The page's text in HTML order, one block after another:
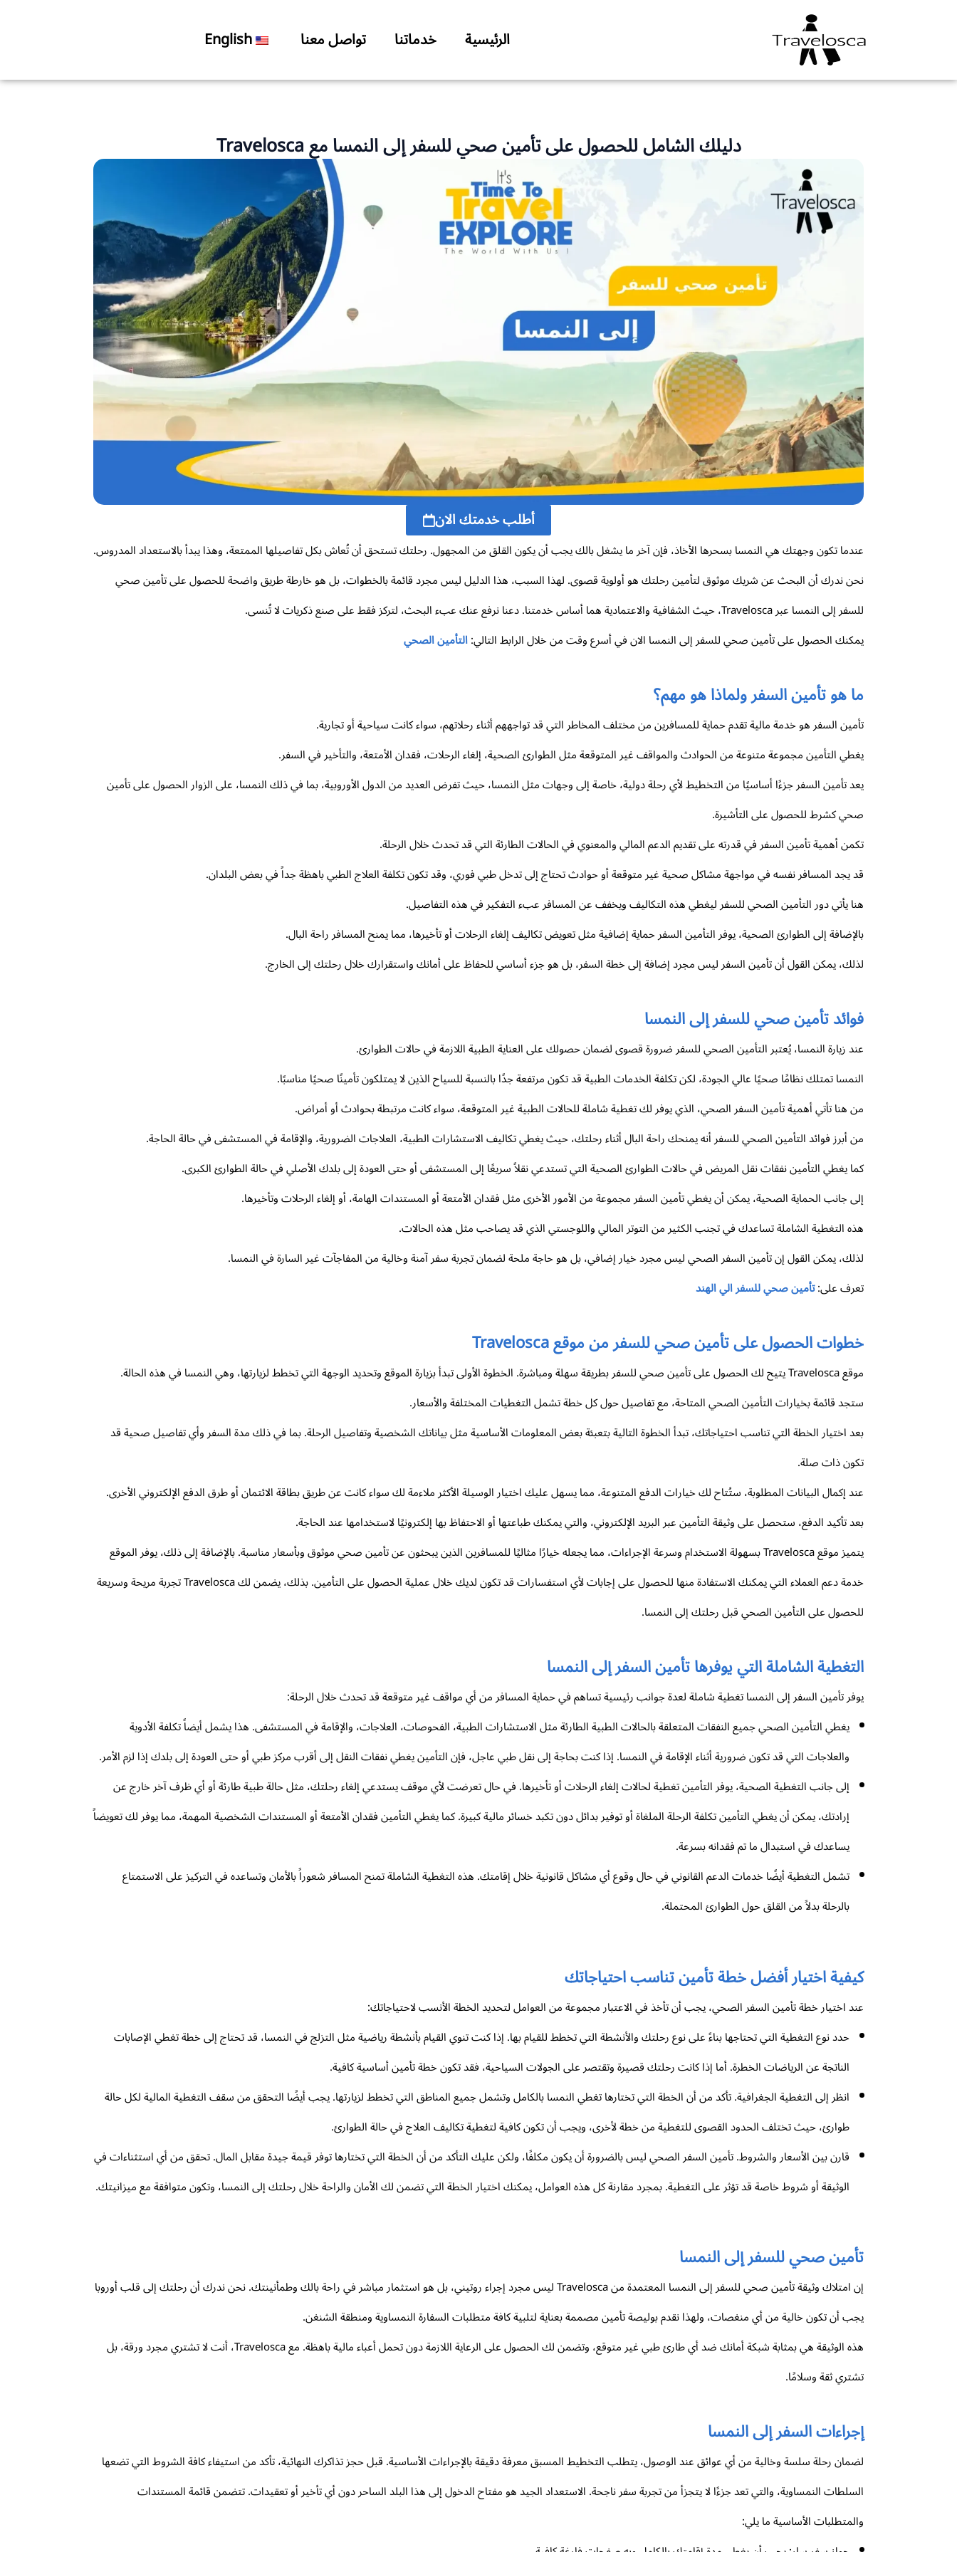
الرئيسية خدماتنا تواصل معنا English
دليلك الشامل للحصول على تأمين صحي للسفر إلى النمسا مع Travelosca
أطلب خدمتك الان
عندما تكون وجهتك هي النمسا بسحرها الأخاذ، فإن آخر ما يشغل بالك يجب أن يكون القلق من المجهول. رحلتك تستحق أن تُعاش بكل تفاصيلها الممتعة، وهذا يبدأ بالاستعداد المدروس.
نحن ندرك أن البحث عن شريك موثوق لتأمين رحلتك هو أولوية قصوى. لهذا السبب، هذا الدليل ليس مجرد قائمة بالخطوات، بل هو خارطة طريق واضحة للحصول على تأمين صحي
للسفر إلى النمسا عبر Travelosca، حيث الشفافية والاعتمادية هما أساس خدمتنا. دعنا نرفع عنك عبء البحث، لتركز فقط على صنع ذكريات لا تُنسى.
يمكنك الحصول على تأمين صحي للسفر إلى النمسا الان في أسرع وقت من خلال الرابط التالي:التأمين الصحي
ما هو تأمين السفر ولماذا هو مهم؟
تأمين السفر هو خدمة مالية تقدم حماية للمسافرين من مختلف المخاطر التي قد تواجههم أثناء رحلاتهم، سواء كانت سياحية أو تجارية.
يغطي التأمين مجموعة متنوعة من الحوادث والمواقف غير المتوقعة مثل الطوارئ الصحية، إلغاء الرحلات، فقدان الأمتعة، والتأخير في السفر.
يعد تأمين السفر جزءًا أساسيًا من التخطيط لأي رحلة دولية، خاصة إلى وجهات مثل النمسا، حيث تفرض العديد من الدول الأوروبية، بما في ذلك النمسا، على الزوار الحصول على تأمين
صحي كشرط للحصول على التأشيرة.
تكمن أهمية تأمين السفر في قدرته على تقديم الدعم المالي والمعنوي في الحالات الطارئة التي قد تحدث خلال الرحلة.
قد يجد المسافر نفسه في مواجهة مشاكل صحية غير متوقعة أو حوادث تحتاج إلى تدخل طبي فوري، وقد تكون تكلفة العلاج الطبي باهظة جداً في بعض البلدان.
هنا يأتي دور التأمين الصحي للسفر ليغطي هذه التكاليف ويخفف عن المسافر عبء التفكير في هذه التفاصيل.
بالإضافة إلى الطوارئ الصحية، يوفر التأمين السفر حماية إضافية مثل تعويض تكاليف إلغاء الرحلات أو تأخيرها، مما يمنح المسافر راحة البال.
لذلك، يمكن القول أن تأمين السفر ليس مجرد إضافة إلى خطة السفر، بل هو جزء أساسي للحفاظ على أمانك واستقرارك خلال رحلتك إلى الخارج.
فوائد تأمين صحي للسفر إلى النمسا
عند زيارة النمسا، يُعتبر التأمين الصحي للسفر ضرورة قصوى لضمان حصولك على العناية الطبية اللازمة في حالات الطوارئ.
النمسا تمتلك نظامًا صحيًا عالي الجودة، لكن تكلفة الخدمات الطبية قد تكون مرتفعة جدًا بالنسبة للسياح الذين لا يمتلكون تأمينًا صحيًا مناسبًا.
من هنا تأتي أهمية تأمين السفر الصحي، الذي يوفر لك تغطية شاملة للحالات الطبية غير المتوقعة، سواء كانت مرتبطة بحوادث أو أمراض.
من أبرز فوائد التأمين الصحي للسفر أنه يمنحك راحة البال أثناء رحلتك، حيث يغطي تكاليف الاستشارات الطبية، العلاجات الضرورية، والإقامة في المستشفى في حالة الحاجة.
كما يغطي التأمين نفقات نقل المريض في حالات الطوارئ الصحية التي تستدعي نقلاً سريعًا إلى المستشفى أو حتى العودة إلى بلدك الأصلي في حالة الطوارئ الكبرى.
إلى جانب الحماية الصحية، يمكن أن يغطي تأمين السفر مجموعة من الأمور الأخرى مثل فقدان الأمتعة أو المستندات الهامة، أو إلغاء الرحلات وتأخيرها.
هذه التغطية الشاملة تساعدك في تجنب الكثير من التوتر المالي واللوجستي الذي قد يصاحب مثل هذه الحالات.
لذلك، يمكن القول إن تأمين السفر الصحي ليس مجرد خيار إضافي، بل هو حاجة ملحة لضمان تجربة سفر آمنة وخالية من المفاجآت غير السارة في النمسا.
تعرف على:تأمين صحي للسفر الي الهند
خطوات الحصول على تأمين صحي للسفر من موقع Travelosca
موقع Travelosca يتيح لك الحصول على تأمين صحي للسفر بطريقة سهلة ومباشرة. الخطوة الأولى تبدأ بزيارة الموقع وتحديد الوجهة التي تخطط لزيارتها، وهي النمسا في هذه الحالة.
ستجد قائمة بخيارات التأمين الصحي المتاحة، مع تفاصيل حول كل خطة تشمل التغطيات المختلفة والأسعار.
بعد اختيار الخطة التي تناسب احتياجاتك، تبدأ الخطوة التالية بتعبئة بعض المعلومات الأساسية مثل بياناتك الشخصية وتفاصيل الرحلة. بما في ذلك مدة السفر وأي تفاصيل صحية قد
تكون ذات صلة.
عند إكمال البيانات المطلوبة، ستُتاح لك خيارات الدفع المتنوعة، مما يسهل عليك اختيار الوسيلة الأكثر ملاءمة لك سواء كانت عن طريق بطاقة الائتمان أو طرق الدفع الإلكتروني الأخرى.
بعد تأكيد الدفع، ستحصل على وثيقة التأمين عبر البريد الإلكتروني، والتي يمكنك طباعتها أو الاحتفاظ بها إلكترونيًا لاستخدامها عند الحاجة.
يتميز موقع Travelosca بسهولة الاستخدام وسرعة الإجراءات، مما يجعله خيارًا مثاليًا للمسافرين الذين يبحثون عن تأمين صحي موثوق وبأسعار مناسبة. بالإضافة إلى ذلك، يوفر الموقع
خدمة دعم العملاء التي يمكنك الاستفادة منها للحصول على إجابات لأي استفسارات قد تكون لديك خلال عملية الحصول على التأمين. بذلك، يضمن لك Travelosca تجربة مريحة وسريعة
للحصول على التأمين الصحي قبل رحلتك إلى النمسا.
التغطية الشاملة التي يوفرها تأمين السفر إلى النمسا
يوفر تأمين السفر إلى النمسا تغطية شاملة لعدة جوانب رئيسية تساهم في حماية المسافر من أي مواقف غير متوقعة قد تحدث خلال الرحلة:
يغطي التأمين الصحي جميع النفقات المتعلقة بالحالات الطبية الطارئة مثل الاستشارات الطبية، الفحوصات، العلاجات، والإقامة في المستشفى. هذا يشمل أيضاً تكلفة الأدوية
والعلاجات التي قد تكون ضرورية أثناء الإقامة في النمسا. إذا كنت بحاجة إلى نقل طبي عاجل، فإن التأمين يغطي نفقات النقل إلى أقرب مركز طبي أو حتى العودة إلى بلدك إذا لزم الأمر.
إلى جانب التغطية الصحية، يوفر التأمين تغطية لحالات إلغاء الرحلات أو تأخيرها. في حال تعرضت لأي موقف يستدعي إلغاء رحلتك، مثل حالة طبية طارئة أو أي ظرف آخر خارج عن
إرادتك، يمكن أن يغطي التأمين تكلفة الرحلة الملغاة أو توفير بدائل دون تكبد خسائر مالية كبيرة. كما يغطي التأمين فقدان الأمتعة أو المستندات الشخصية المهمة، مما يوفر لك تعويضاً
يساعدك في استبدال ما تم فقدانه بسرعة.
تشمل التغطية أيضًا خدمات الدعم القانوني في حال وقوع أي مشاكل قانونية خلال إقامتك. هذه التغطية الشاملة تمنح المسافر شعوراً بالأمان وتساعده في التركيز على الاستمتاع
بالرحلة بدلاً من القلق حول الطوارئ المحتملة.
كيفية اختيار أفضل خطة تأمين تناسب احتياجاتك
عند اختيار خطة تأمين السفر الصحي، يجب أن تأخذ في الاعتبار مجموعة من العوامل لتحديد الخطة الأنسب لاحتياجاتك:
حدد نوع التغطية التي تحتاجها بناءً على نوع رحلتك والأنشطة التي تخطط للقيام بها. إذا كنت تنوي القيام بأنشطة رياضية مثل التزلج في النمسا، قد تحتاج إلى خطة تغطي الإصابات
الناتجة عن الرياضات الخطرة. أما إذا كانت رحلتك قصيرة وتقتصر على الجولات السياحية، فقد تكون خطة تأمين أساسية كافية.
انظر إلى التغطية الجغرافية. تأكد من أن الخطة التي تختارها تغطي النمسا بالكامل وتشمل جميع المناطق التي تخطط لزيارتها. يجب أيضًا التحقق من سقف التغطية المالية لكل حالة
طوارئ، حيث تختلف الحدود القصوى للتغطية من خطة لأخرى، ويجب أن تكون كافية لتغطية تكاليف العلاج في حالة الطوارئ.
قارن بين الأسعار والشروط. تأمين السفر الصحي ليس بالضرورة أن يكون مكلفًا، ولكن عليك التأكد من أن الخطة التي تختارها توفر قيمة جيدة مقابل المال. تحقق من أي استثناءات في
الوثيقة أو شروط خاصة قد تؤثر على التغطية. بمجرد مقارنة كل هذه العوامل، يمكنك اختيار الخطة التي تضمن لك الأمان والراحة خلال رحلتك إلى النمسا، وتكون متوافقة مع ميزانيتك.
تأمين صحي للسفر إلى النمسا
إن امتلاك وثيقة تأمين صحي للسفر إلى النمسا المعتمدة من Travelosca ليس مجرد إجراء روتيني، بل هو استثمار مباشر في راحة بالك وطمأنينتك. نحن ندرك أن رحلتك إلى قلب أوروبا
يجب أن تكون خالية من أي منغصات، ولهذا نقدم بوليصة تأمين مصممة بعناية لتلبية كافة متطلبات السفارة النمساوية ومنطقة الشنغن.
هذه الوثيقة هي بمثابة شبكة أمانك ضد أي طارئ طبي غير متوقع، وتضمن لك الحصول على الرعاية اللازمة دون تحمل أعباء مالية باهظة. مع Travelosca، أنت لا تشتري مجرد ورقة، بل
تشتري ثقة وسلامًا.
إجراءات السفر إلى النمسا
لضمان رحلة سلسة وخالية من أي عوائق عند الوصول، يتطلب التخطيط المسبق معرفة دقيقة بالإجراءات الأساسية. قبل حجز تذاكرك النهائية، تأكد من استيفاء كافة الشروط التي تضعها
السلطات النمساوية، والتي تعد جزءًا لا يتجزأ من تجربة سفر ناجحة. الاستعداد الجيد هو مفتاح الدخول إلى هذا البلد الساحر دون أي تأخير أو تعقيدات. تتضمن قائمة المستندات
والمتطلبات الأساسية ما يلي: